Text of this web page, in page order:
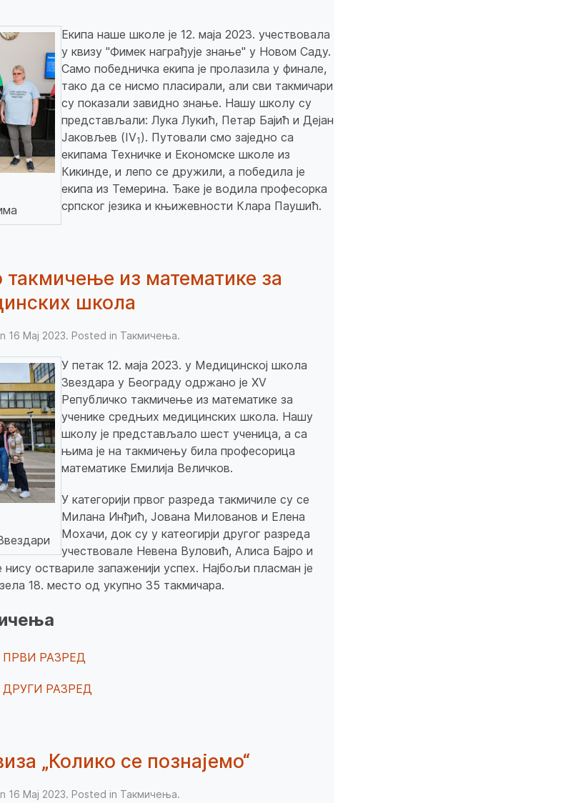
Екипа наше школе је 12. маја 2023. учествовала
у квизу "Фимек награђује знање" у Новом Саду.
Само победничка екипа је пролазила у финале,
тако да се нисмо пласирали, али сви такмичари
су показали завидно знање. Нашу школу су
представљали: Лука Лукић, Петар Бајић и Дејан
Јаковљев (IV1 ). Путовали смо заједно са
екипама Техничке и Економске школе из
Кикинде, и лепо се дружили, а победила је
екипа из Темерина. Ђаке је водила професорка
српског језика и књижевности Клара Паушић.
такмичење из математике за
школа
16 Мај 2023. Posted in Такмичења.
У петак 12. маја 2023. у Медицинској школа
Звездара у Београду одржано је XV
Републичко такмичење из математике за
ученике средњих медицинских школа. Нашу
школу је представљало шест ученица, а са
њима је на такмичењу била професорица
математике Емилија Величков.
У категорији првог разреда такмичиле су се
Милана Инђић, Јована Милованов и Елена
Мохачи, док су у катеогирји другог разреда
учествовале Невена Вуловић, Алиса Бајро и
оствариле запаженији успех. Најбољи пласман је
18. место од укупно 35 такмичара.
РАЗРЕД
РАЗРЕД
„Колико се познајемо“
16 Мај 2023. Posted in Такмичења.